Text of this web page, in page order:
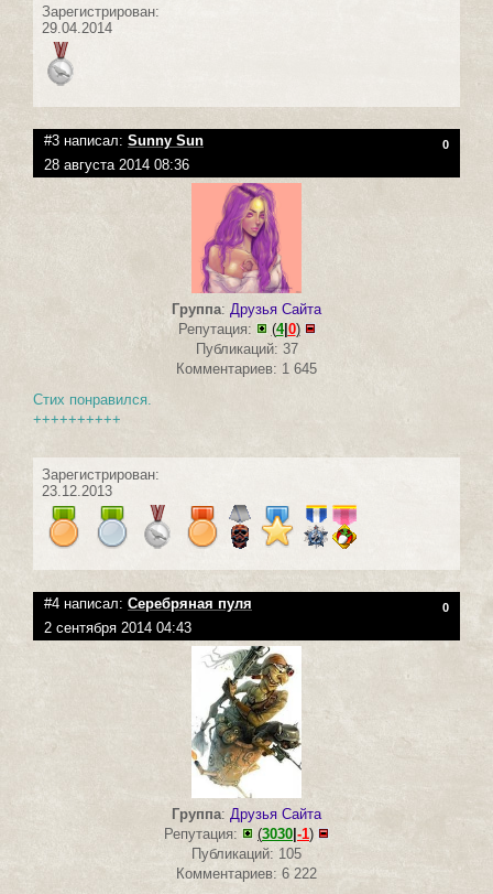
Зарегистрирован:
29.04.2014
#3 написал: Sunny Sun 0
28 августа 2014 08:36
Группа: Друзья Сайта
Репутация:
(4| 0)
Публикаций: 37
Комментариев: 1 645
Стих понравился.
++++++++++
Зарегистрирован:
23.12.2013
#4 написал: Серебряная пуля 0
2 сентября 2014 04:43
Группа: Друзья Сайта
Репутация:
(3030 -1)
Публикаций: 105
Комментариев: 6 222